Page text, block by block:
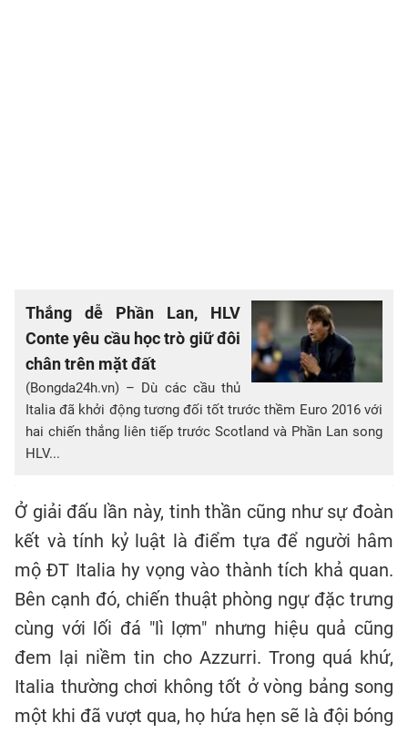
Thắng dễ Phần Lan, HLV
Conte yêu cầu học trò giữ đôi
chân trên mặt đất
(Bongda24h.vn) – Dù các cầu thủ
Italia đã khởi động tương đối tốt trước thềm Euro 2016 với
hai chiến thắng liên tiếp trước Scotland và Phần Lan song
HLV...
Ở giải đấu lần này, tinh thần cũng như sự đoàn
kết và tính kỷ luật là điểm tựa để người hâm
mộ ĐT Italia hy vọng vào thành tích khả quan.
Bên cạnh đó, chiến thuật phòng ngự đặc trưng
cùng với lối đá "lì lợm" nhưng hiệu quả cũng
đem lại niềm tin cho Azzurri. Trong quá khứ,
Italia thường chơi không tốt ở vòng bảng song
một khi đã vượt qua, họ hứa hẹn sẽ là đội bóng